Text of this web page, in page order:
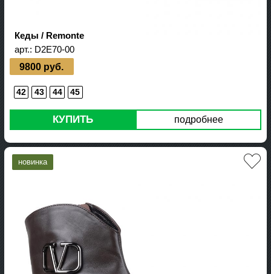
Кеды / Remonte
арт.: D2E70-00
9800 руб.
42 43 44 45
подробнее
КУПИТЬ